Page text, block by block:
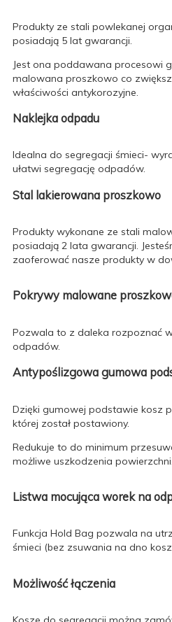
Produkty ze stali powlekanej
posiadają 5 lat gwarancji.
Jest ona poddawana procesowi
malowana proszkowo co
właściwości antykorozyjne.
Naklejka odpadu
Idealna do segregacji śmieci-
ułatwi segregację odpadów.
Stal lakierowana proszkowo
Produkty wykonane ze stali
posiadają 2 lata gwarancji.
zaoferować nasze produkty w
Pokrywy malowane
Pozwala to z daleka rozpoznać
odpadów.
Antypoślizgowa gumowa
Dzięki gumowej podstawie kosz
której został postawiony.
Redukuje to do minimum
możliwe uszkodzenia powierzchni.
Listwa mocująca worek na
Funkcja Hold Bag pozwala na
śmieci (bez zsuwania na dno
Możliwość łączenia